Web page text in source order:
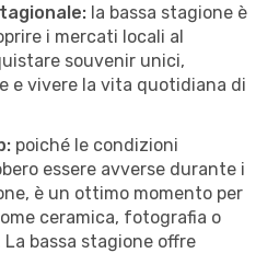
la bassa stagione è
i mercati locali al
souvenir unici,
e vivere la vita quotidiana di
poiché le condizioni
essere avverse durante i
è un ottimo momento per
ceramica, fotografia o
bassa stagione offre